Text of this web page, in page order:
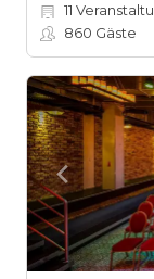
11
860 Gäste